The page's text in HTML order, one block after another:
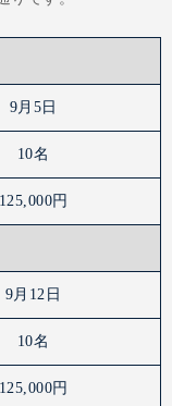
9月5日
10名
125,000円
9月12日
10名
125,000円